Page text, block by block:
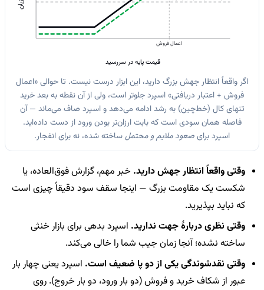
قیمت پایه در سررسید
اعمال فروش
اگر واقعاً انتظار جهش بزرگ دارید، این ابزار درست نیست. تا حوالی «اعمال
فروش + اعتبار دریافتی» اسپرد جلوتر است، ولی از آن نقطه به بعد خرید
تنهای کال (خط‌چین) به رشد ادامه می‌دهد و اسپرد صاف می‌ماند — آن
فاصله همان سودی است که بابت ارزان‌تر بودن ورود از دست داده‌اید.
اسپرد برایصعود ملایم و محتملساخته شده، نه برای انفجار.
وقتی واقعاً انتظار جهش دارید. خبر مهم، گزارش فوق‌العاده، یا
شکست یک مقاومت بزرگ — اینجا سقف سود دقیقاً چیزی است
که نباید بپذیرید.
وقتی نظری دربارهٔ جهت ندارید. اسپرد بدهی برای بازار خنثی
ساخته نشده؛ آنجا زمان جیب شما را خالی می‌کند.
وقتی نقدشوندگی یکی از دو پا ضعیف است. اسپرد یعنی چهار بار
عبور از شکاف خرید و فروش (دو بار ورود، دو بار خروج). روی